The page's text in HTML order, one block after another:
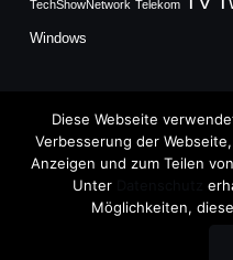
TechShowNetwork Telekom
Windows
Copyright © 2026
TechFieber Blog
Diese Webseite
Verbesserung der
Anzeigen und zum Teilen
Unter
Möglichkeiten,